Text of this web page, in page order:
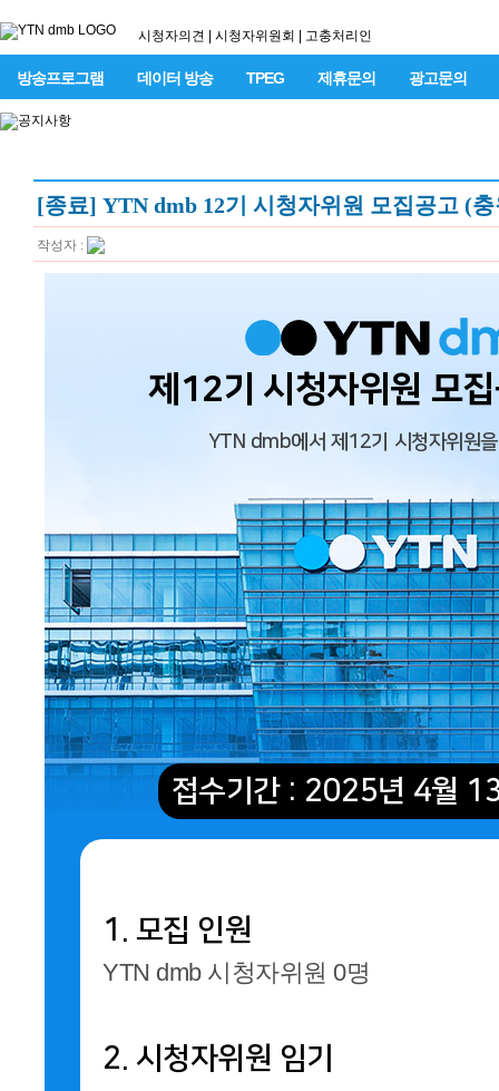
시청자의견 시청자위원회 고충처리인
방송프로그램 데이터 방송 TPEG 제휴문의 광고문의
[종료] YTN dmb 12기 시청자위원 모집공고 (
작성자 :
제12기 시청자위원 모
YTN dmb에서 제12기 시청자위원
접수기간 : 2025년 4월
1. 모집 인원
YTN dmb 시청자위원 0명
2. 시청자위원 임기